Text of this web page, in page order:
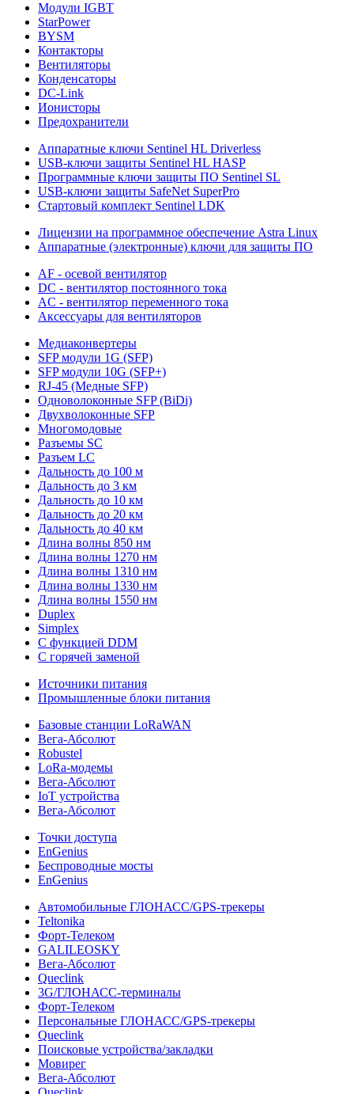
Модули IGBT
StarPower
BYSM
Контакторы
Вентиляторы
Конденсаторы
DC-Link
Ионисторы
Предохранители
Аппаратные ключи Sentinel HL Driverless
USB-ключи защиты Sentinel HL HASP
Программные ключи защиты ПО Sentinel SL
USB-ключи защиты SafeNet SuperPro
Стартовый комплект Sentinel LDK
Лицензии на программное обеспечение Astra Linux
Аппаратные (электронные) ключи для защиты ПО
AF - осевой вентилятор
DC - вентилятор постоянного тока
AC - вентилятор переменного тока
Аксессуары для вентиляторов
Медиаконвертеры
SFP модули 1G (SFP)
SFP модули 10G (SFP+)
RJ-45 (Медные SFP)
Одноволоконные SFP (BiDi)
Двухволоконные SFP
Многомодовые
Разъемы SC
Разъем LC
Дальность до 100 м
Дальность до 3 км
Дальность до 10 км
Дальность до 20 км
Дальность до 40 км
Длина волны 850 нм
Длина волны 1270 нм
Длина волны 1310 нм
Длина волны 1330 нм
Длина волны 1550 нм
Duplex
Simplex
С функцией DDM
С горячей заменой
Источники питания
Промышленные блоки питания
Базовые станции LoRaWAN
Вега-Абсолют
Robustel
LoRa-модемы
Вега-Абсолют
IoT устройства
Вега-Абсолют
Точки доступа
EnGenius
Беспроводные мосты
EnGenius
Автомобильные ГЛОНАСС/GPS-трекеры
Teltonika
Форт-Телеком
GALILEOSKY
Вега-Абсолют
Queclink
3G/ГЛОНАСС-терминалы
Форт-Телеком
Персональные ГЛОНАСС/GPS-трекеры
Queclink
Поисковые устройства/закладки
Мовирег
Вега-Абсолют